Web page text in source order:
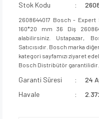
Stok Kodu
2608644017 Bosch - Expert
160*20 mm 36 Diş
alabilirsiniz. Ustapazar,
Satıcısıdır. Bosch marka
kategori sayfamızı ziyaret
Bosch Distribütör garantilidir.
Garanti Süresi
24
Havale